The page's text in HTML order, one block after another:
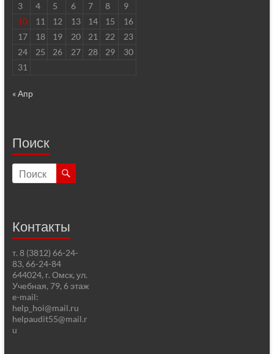
3
4 5 6 7 8
9
10
11 12 13 14 15
16
17
18 19 20 21 22
23
24
25 26 27 28 29
30
31
« Апр
Поиск
Контакты
т. 8 (3812) 66-24-
83, 66-24-84
644024, г. Омск, ул.
Учебная, 79, 6 этаж
e-mail:
help_hoi@mail.ru
helpaudit55@mail.r
u